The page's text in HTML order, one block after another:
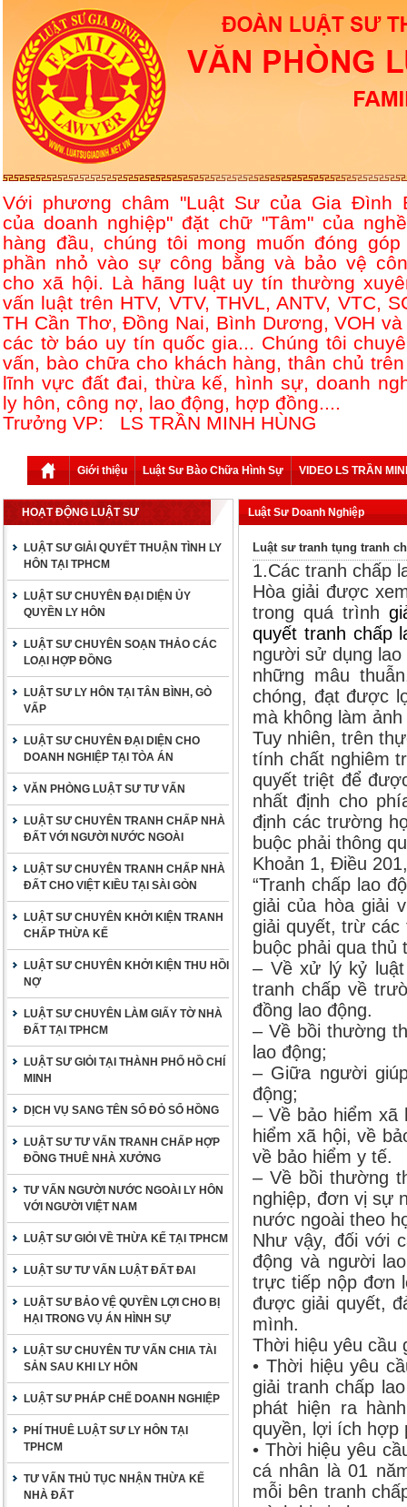
Với phương châm "Luật Sư của Gia Đình
của doanh nghiệp" đặt chữ "Tâm" của
hàng đầu, chúng tôi mong muốn đóng góp
phần nhỏ vào sự công bằng và bảo vệ
cho xã hội. Là hãng luật uy tín thường
vấn luật trên HTV, VTV, THVL, ANTV, VTC,
TH Cần Thơ, Đồng Nai, Bình Dương, VOH và
các tờ báo uy tín quốc gia... Chúng tôi
vấn, bào chữa cho khách hàng, thân chủ
lĩnh vực đất đai, thừa kế, hình sự, doanh
ly hôn, công nợ, lao động, hợp đồng....
Trưởng VP: LS TRẦN MINH HÙNG
Giới thiệu Luật Sư Bào Chữa Hình Sự VIDEO LS TRẦN
HOẠT ĐỘNG LUẬT SƯ
LUẬT SƯ GIẢI QUYẾT THUẬN TÌNH LY
HÔN TẠI TPHCM
LUẬT SƯ CHUYÊN ĐẠI DIỆN ỦY
QUYỀN LY HÔN
LUẬT SƯ CHUYÊN SOẠN THẢO CÁC
LOẠI HỢP ĐỒNG
LUẬT SƯ LY HÔN TẠI TÂN BÌNH, GÒ
VẤP
LUẬT SƯ CHUYÊN ĐẠI DIỆN CHO
DOANH NGHIỆP TẠI TÒA ÁN
VĂN PHÒNG LUẬT SƯ TƯ VẤN
LUẬT SƯ CHUYÊN TRANH CHẤP NHÀ
ĐẤT VỚI NGƯỜI NƯỚC NGOÀI
LUẬT SƯ CHUYÊN TRANH CHẤP NHÀ
ĐẤT CHO VIỆT KIỀU TẠI SÀI GÒN
LUẬT SƯ CHUYÊN KHỞI KIỆN TRANH
CHẤP THỪA KẾ
LUẬT SƯ CHUYÊN KHỞI KIỆN THU HỒI
NỢ
LUẬT SƯ CHUYÊN LÀM GIẤY TỜ NHÀ
ĐẤT TẠI TPHCM
LUẬT SƯ GIỎI TẠI THÀNH PHỐ HỒ CHÍ
MINH
DỊCH VỤ SANG TÊN SỔ ĐỎ SỔ HỒNG
LUẬT SƯ TƯ VẤN TRANH CHẤP HỢP
ĐỒNG THUÊ NHÀ XƯỞNG
TƯ VẤN NGƯỜI NƯỚC NGOÀI LY HÔN
VỚI NGƯỜI VIỆT NAM
LUẬT SƯ GIỎI VỀ THỪA KẾ TẠI TPHCM
LUẬT SƯ TƯ VẤN LUẬT ĐẤT ĐAI
LUẬT SƯ BẢO VỆ QUYỀN LỢI CHO BỊ
HẠI TRONG VỤ ÁN HÌNH SỰ
LUẬT SƯ CHUYÊN TƯ VẤN CHIA TÀI
SẢN SAU KHI LY HÔN
LUẬT SƯ PHÁP CHẾ DOANH NGHIỆP
PHÍ THUÊ LUẬT SƯ LY HÔN TẠI
TPHCM
TƯ VẤN THỦ TỤC NHẬN THỪA KẾ
NHÀ ĐẤT
Luật Sư Doanh Nghiệp
Luật sư tranh tụng tranh
1.Các tranh chấp
Hòa giải được
trong quá trình
quyết tranh chấp
người sử dụng
những mâu
chóng, đạt được
mà không làm
Tuy nhiên, trên
tính chất nghiêm
quyết triệt để
nhất định cho
định các trường
buộc phải thông
Khoản 1, Điều
“Tranh chấp lao
giải của hòa giải
giải quyết, trừ các
buộc phải qua thủ
– Về xử lý kỷ
tranh chấp về
đồng lao động.
– Về bồi thường
lao động;
– Giữa người
động;
– Về bảo hiểm xã
hiểm xã hội, về
về bảo hiểm y tế.
– Về bồi thường
nghiệp, đơn vị sự
nước ngoài theo
Như vậy, đối với
động và người
trực tiếp nộp đơn
được giải quyết,
mình.
Thời hiệu yêu cầu
• Thời hiệu yêu
giải tranh chấp
phát hiện ra
quyền, lợi ích hợp
• Thời hiệu yêu
cá nhân là 01
mỗi bên tranh